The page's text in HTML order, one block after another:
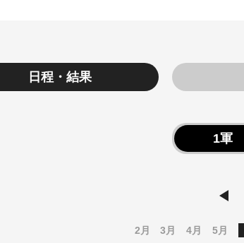
日程・結果
1軍
2月 3月 4月 5月